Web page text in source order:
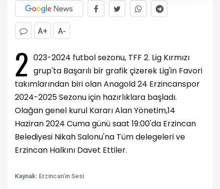
A+ A-
2 023-2024 futbol sezonu, TFF 2. Lig Kırmızı
grup'ta Başarılı bir grafik çizerek Lig'in Favori
takımlarından biri olan Anagold 24 Erzincanspor
2024-2025 Sezonu için hazırlıklara başladı.
Olağan genel kurul Kararı Alan Yönetim,14
Haziran 2024 Cuma günü saat 19:00'da Erzincan
Belediyesi Nikah Salonu'na Tüm delegeleri ve
Erzincan Halkını Davet Ettiler.
Kaynak: Erzincan'ın Sesi